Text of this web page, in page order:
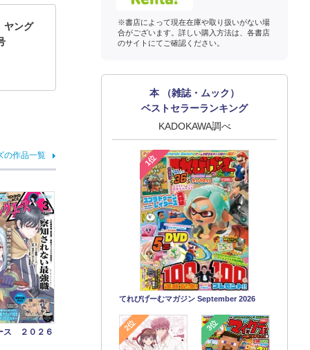
ヤング
の作品一覧
ス ２０２６
※書店によって現在在庫や取り扱いがない場
合がございます。詳しい購入方法は、各書店
のサイトにてご確認ください。
本 （雑誌・ムック）
ベストセラーランキング
KADOKAWA調べ
1位
てれびげーむマガジン September 2026
2位 3位